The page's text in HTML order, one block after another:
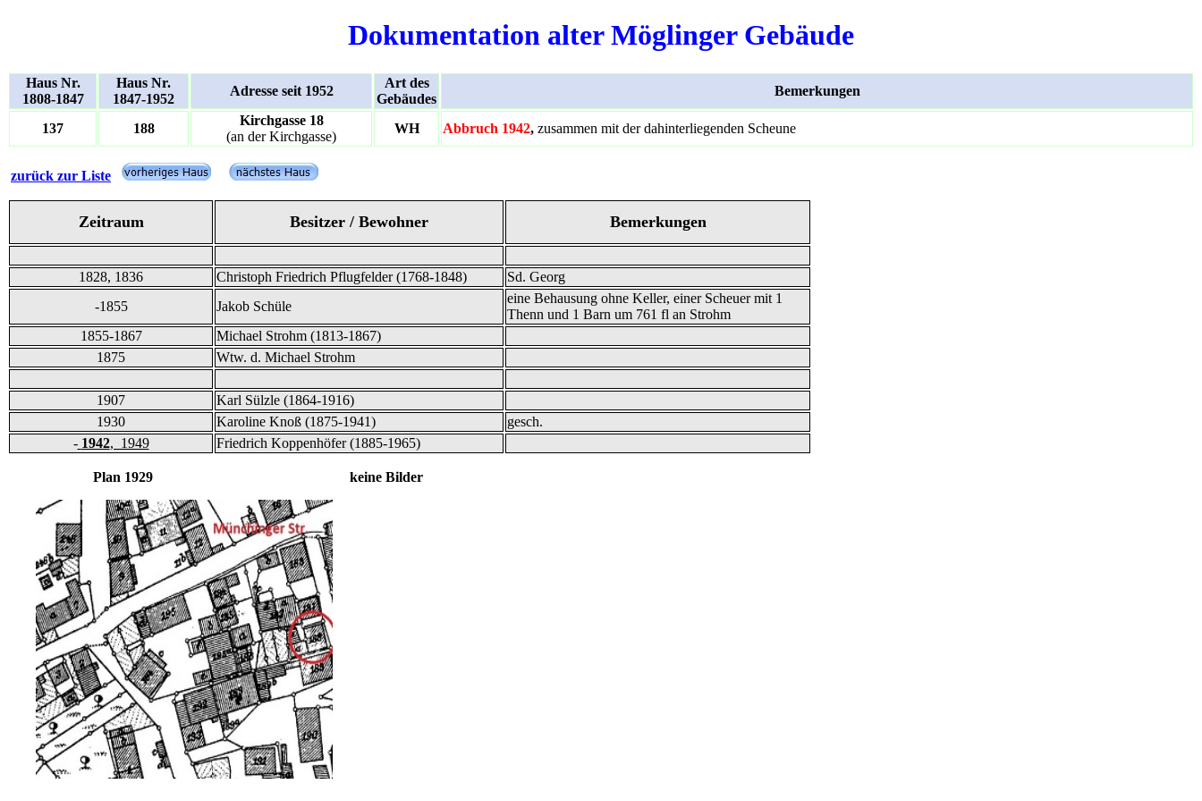
Dokumentation alter Möglinger Gebäude
Haus Nr.
1808-1847
Haus Nr.
1847-1952
Adresse seit 1952
Art des
Gebäudes
Bemerkungen
137 188
Kirchgasse 18
(an der Kirchgasse)
WH Abbruch 1942, zusammen mit der dahinterliegenden Scheune
zurück zur Liste
Zeitraum Besitzer / Bewohner Bemerkungen
1828, 1836 Christoph Friedrich Pflugfelder (1768-1848)
Sd. Georg
-1855
Jakob Schüle
eine Behausung ohne Keller, einer Scheuer mit 1
Thenn und 1 Barn um 761 fl an Strohm
1855-1867
Michael Strohm (1813-1867)
1875
Wtw. d. Michael Strohm
1907
Karl Sülzle (1864-1916)
1930
Karoline Knoß (1875-1941)
gesch.
- 1942, 1949 Friedrich Koppenhöfer (1885-1965)
Plan 1929 keine Bilder